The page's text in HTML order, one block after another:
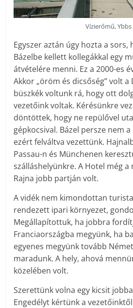
Vízierőmű, Ybbs
Egyszer aztán úgy hozta a sors,
Bázelbe kellett kollegákkal egy
átvételére menni. Ez a 2000-es
Akkor „öröm és dicsőség” volt a
büszkék voltunk rá, hogy ott
vezetőink voltak. Kérésünkre
döntöttek, hogy ne repülővel
gépkocsival. Bázel persze nem
ezért felváltva vezettünk.
Passau-n és Münchenen
szálláshelyünkre. A Hotel még
Rajna jobb partján volt.
A vidék nem kimondottan
rendezett ipari környezet,
Megállapítottuk, ha jobbra
Franciaországba megyünk, ha
egyenes megyünk tovább
maradunk. A hely, ahová
közelében volt.
Szerettünk volna egy kicsit
Engedélyt kértünk a